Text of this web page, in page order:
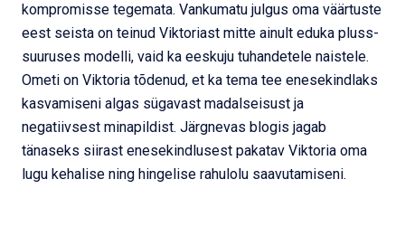
kompromisse tegemata. Vankumatu julgus oma väärtuste
eest seista on teinud Viktoriast mitte ainult eduka pluss-
suuruses modelli, vaid ka eeskuju tuhandetele naistele.
Ometi on Viktoria tõdenud, et ka tema tee enesekindlaks
kasvamiseni algas sügavast madalseisust ja
negatiivsest minapildist. Järgnevas blogis jagab
tänaseks siirast enesekindlusest pakatav Viktoria oma
lugu kehalise ning hingelise rahulolu saavutamiseni.